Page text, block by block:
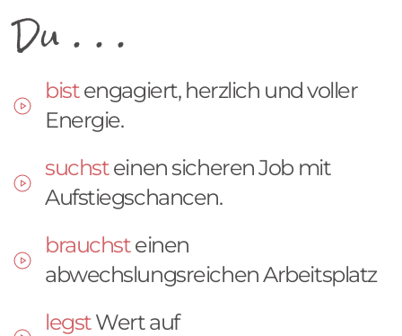
Du . . .
bistengagiert, herzlich und voller
Energie.
suchsteinen sicheren Job mit
Aufstiegschancen.
brauchsteinen
abwechslungsreichen Arbeitsplatz
legstWert auf